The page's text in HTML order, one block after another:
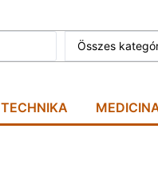
Összes
TECHNIKA